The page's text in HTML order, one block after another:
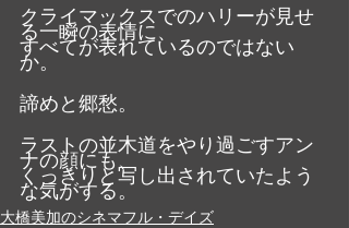
クライマックスでのハリーが見せ
る一瞬の表情に、
すべてが表れているのではない
か。
諦めと郷愁。
ラストの並木道をやり過ごすアン
ナの顔にも、
くっきりと写し出されていたよう
な気がする。
大橋美加のシネマフル・デイズ